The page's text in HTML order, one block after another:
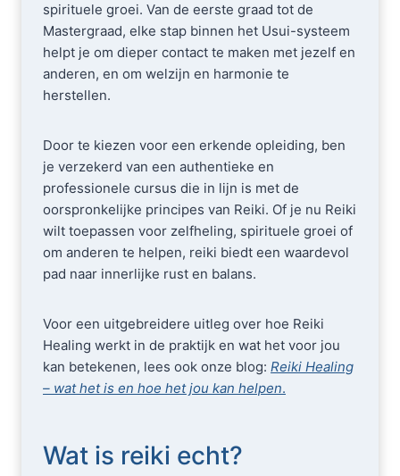
spirituele groei. Van de eerste graad tot de
Mastergraad, elke stap binnen het Usui-systeem
helpt je om dieper contact te maken met jezelf en
anderen, en om welzijn en harmonie te
herstellen.
Door te kiezen voor een erkende opleiding, ben
je verzekerd van een authentieke en
professionele cursus die in lijn is met de
oorspronkelijke principes van Reiki. Of je nu Reiki
wilt toepassen voor zelfheling, spirituele groei of
om anderen te helpen, reiki biedt een waardevol
pad naar innerlijke rust en balans.
Voor een uitgebreidere uitleg over hoe Reiki
Healing werkt in de praktijk en wat het voor jou
kan betekenen, lees ook onze blog: Reiki Healing
– wat het is en hoe het jou kan helpen.
Wat is reiki echt?